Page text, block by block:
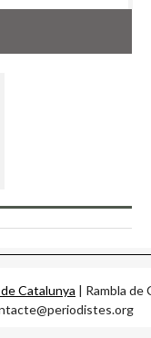
Catalunya | Rambla